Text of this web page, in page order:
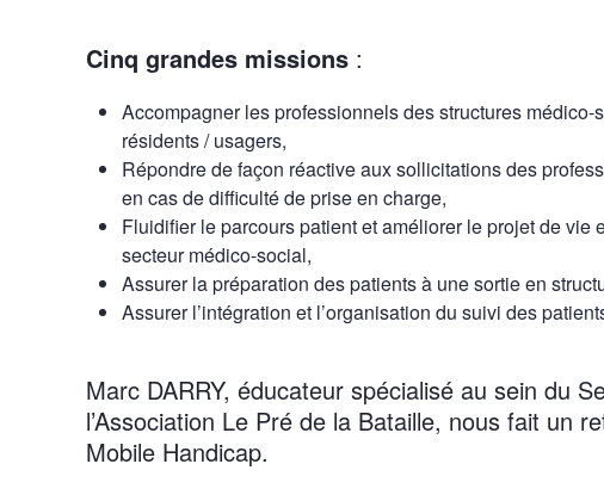
Cinq grandes missions :
Accompagner les professionnels des structures
résidents / usagers,
Répondre de façon réactive aux sollicitations des
en cas de difficulté de prise en charge,
Fluidifier le parcours patient et améliorer le projet de
secteur médico-social,
Assurer la préparation des patients à une sortie en
Assurer l’intégration et l’organisation du suivi des
Marc DARRY, éducateur spécialisé au sein du
l’Association Le Pré de la Bataille, nous fait un
Mobile Handicap.